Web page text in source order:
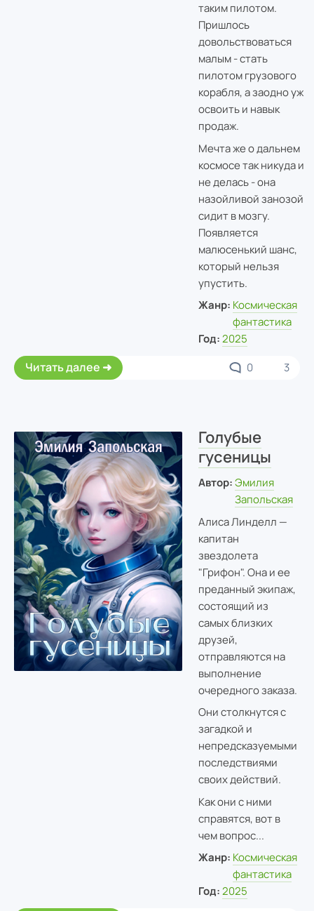
таким пилотом.
Пришлось
довольствоваться
малым - стать
пилотом грузового
корабля, а заодно уж
освоить и навык
продаж.
Мечта же о дальнем
космосе так никуда и
не делась - она
назойливой занозой
сидит в мозгу.
Появляется
малюсенький шанс,
который нельзя
упустить.
Жанр: Космическая
фантастика
Год: 2025
Читать далее 0 3
Голубые
гусеницы
Автор: Эмилия
Запольская
Алиса Линделл —
капитан
звездолета
"Грифон". Она и ее
преданный экипаж,
состоящий из
самых близких
друзей,
отправляются на
выполнение
очередного заказа.
Они столкнутся с
загадкой и
непредсказуемыми
последствиями
своих действий.
Как они с ними
справятся, вот в
чем вопрос...
Жанр: Космическая
фантастика
Год: 2025